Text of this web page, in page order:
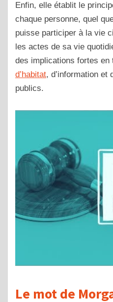
Enfin, elle établit le
chaque personne, quel
puisse participer à la vie
les actes de sa vie
des implications fortes en
d’habitat, d’information et
publics.
Le mot de